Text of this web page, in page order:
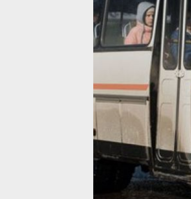
В регионе прекращено
свидетельств об
регулярных перевозок и
по межмуниципальным
выданных компании
этом сообщили в
транспорта и дорожного
Хабаровского края.
решения послужило
обязательств
Речь идет о следующих
межмуниципальных
в направлении Амурского
№ 221 «Эльбан —
Амуре»;
№ 225 «Амурск —
№ 300 «Хабаровск —
Как отметили в
для обеспечения
транспортного
о приёме заявок на